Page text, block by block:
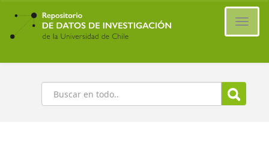
Ir
contenido
principal
Buscar